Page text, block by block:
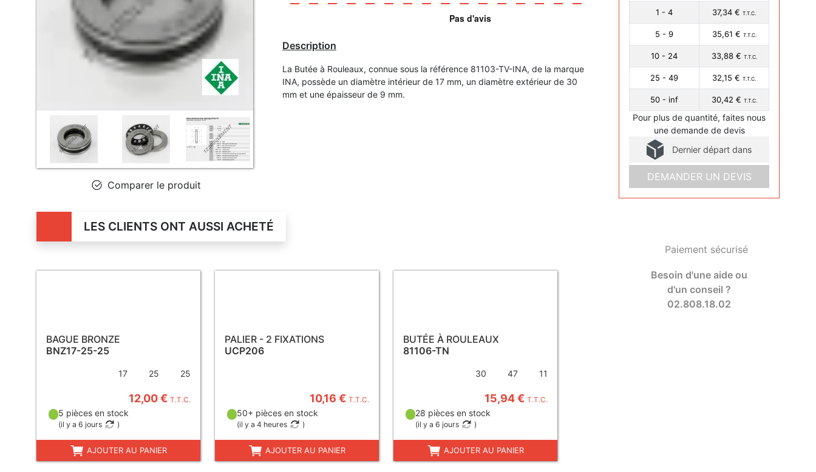
Comparer le produit
Description
La Butée à Rouleaux, connue sous la référence 81103-TV-INA, de la marque
INA, possède un diamètre intérieur de 17 mm, un diamètre extérieur de 30
mm et une épaisseur de 9 mm.
1 - 4 37,34 € T.T.C.
5 - 9 35,61 € T.T.C.
10 - 24 33,88 € T.T.C.
25 - 49 32,15 € T.T.C.
50 - inf 30,42 € T.T.C.
Pour plus de quantité, faites nous
une demande de devis
Dernier départ dans
DEMANDER UN DEVIS
Paiement sécurisé
Besoin d'une aide ou
d'un conseil ?
02.808.18.02
LES CLIENTS ONT AUSSI ACHETÉ
BAGUE BRONZE
BNZ17-25-25
17 25 25
12,00 € T.T.C.
5 pièces en stock
(il y a 6 jours )
AJOUTER AU PANIER
PALIER - 2 FIXATIONS
UCP206
10,16 € T.T.C.
50+ pièces en stock
(il y a 4 heures )
AJOUTER AU PANIER
BUTÉE À ROULEAUX
81106-TN
30 47 11
15,94 € T.T.C.
28 pièces en stock
(il y a 6 jours )
AJOUTER AU PANIER